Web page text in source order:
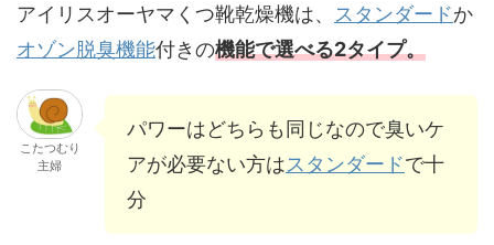
アイリスオーヤマくつ靴乾燥機は、 スタンダードか
オゾン脱臭機能付きの機能で選べる2タイプ。
こたつむり
主婦
パワーはどちらも同じなので臭いケ
アが必要ない方はスタンダードで十
分